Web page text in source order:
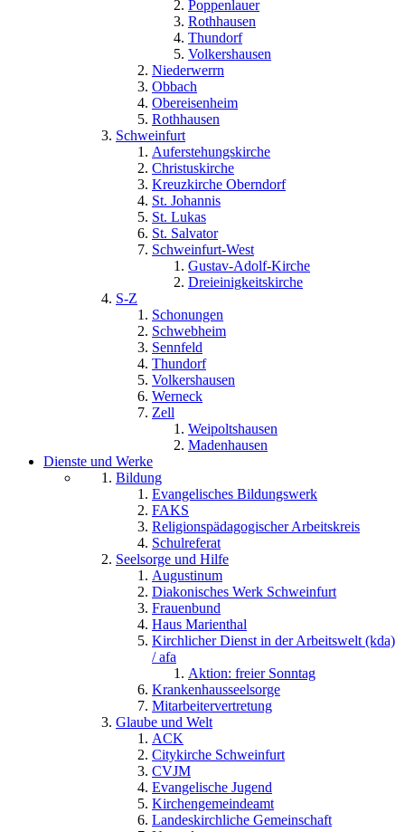
Poppenlauer
Rothhausen
Thundorf
Volkershausen
Niederwerrn
Obbach
Obereisenheim
Rothhausen
Schweinfurt
Auferstehungskirche
Christuskirche
Kreuzkirche Oberndorf
St. Johannis
St. Lukas
St. Salvator
Schweinfurt-West
Gustav-Adolf-Kirche
Dreieinigkeitskirche
S-Z
Schonungen
Schwebheim
Sennfeld
Thundorf
Volkershausen
Werneck
Zell
Weipoltshausen
Madenhausen
Dienste und Werke
Bildung
Evangelisches Bildungswerk
FAKS
Religionspädagogischer Arbeitskreis
Schulreferat
Seelsorge und Hilfe
Augustinum
Diakonisches Werk Schweinfurt
Frauenbund
Haus Marienthal
Kirchlicher Dienst in der Arbeitswelt (kda)
/ afa
Aktion: freier Sonntag
Krankenhausseelsorge
Mitarbeitervertretung
Glaube und Welt
ACK
Citykirche Schweinfurt
CVJM
Evangelische Jugend
Kirchengemeindeamt
Landeskirchliche Gemeinschaft